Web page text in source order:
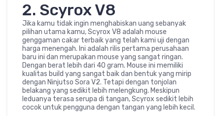
2. Scyrox V8
Jika kamu tidak ingin menghabiskan uang sebanyak
pilihan utama kamu, Scyrox V8 adalah mouse
genggaman cakar terbaik yang telah kami uji dengan
harga menengah. Ini adalah rilis pertama perusahaan
baru ini dan merupakan mouse yang sangat ringan.
Dengan berat lebih dari 40 gram. Mouse ini memiliki
kualitas build yang sangat baik dan bentuk yang mirip
dengan Ninjutso Sora V2. Tetapi dengan tonjolan
belakang yang sedikit lebih melengkung. Meskipun
leduanya terasa serupa di tangan, Scyrox sedikit lebih
cocok untuk pengguna dengan tangan yang lebih kecil.